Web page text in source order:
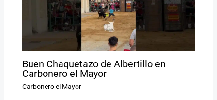
Buen Chaquetazo de Albertillo en
Carbonero el Mayor
Carbonero el Mayor